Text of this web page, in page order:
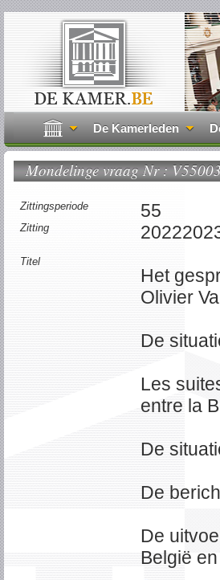
De Kamerleden
Mondelinge vraag Nr :
Zittingsperiode 55
Zitting
Titel
Het
Olivier
De
Les
entre la
De
De
De
België